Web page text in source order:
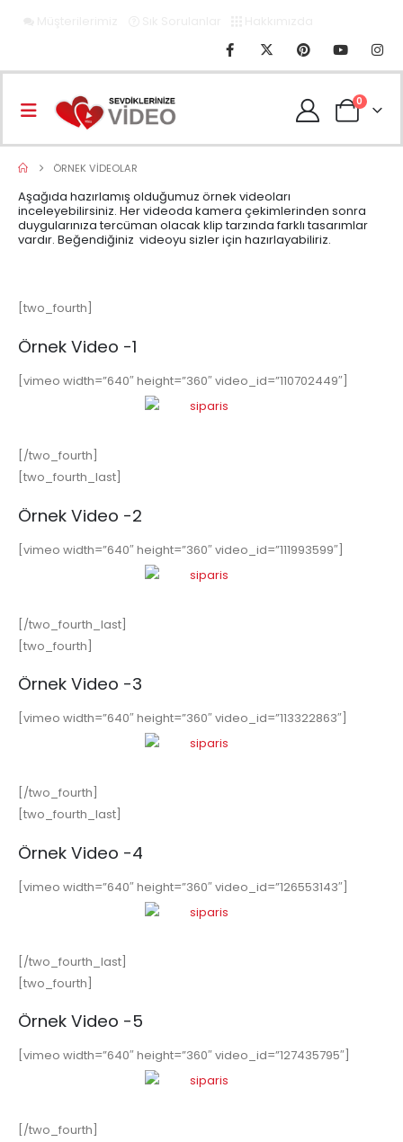
0
ÖRNEK VIDEOLAR
Aşağıda hazırlamış olduğumuz örnek videoları
inceleyebilirsiniz. Her videoda kamera çekimlerinden sonra
duygularınıza tercüman olacak klip tarzında farklı tasarımlar
vardır. Beğendiğiniz videoyu sizler için hazırlayabiliriz.
[two_fourth]
Örnek Video -1
[vimeo width=”640″ height=”360″ video_id=”110702449″]
[/two_fourth]
[two_fourth_last]
Örnek Video -2
[vimeo width=”640″ height=”360″ video_id=”111993599″]
[/two_fourth_last]
[two_fourth]
Örnek Video -3
[vimeo width=”640″ height=”360″ video_id=”113322863″]
[/two_fourth]
[two_fourth_last]
Örnek Video -4
[vimeo width=”640″ height=”360″ video_id=”126553143″]
[/two_fourth_last]
[two_fourth]
Örnek Video -5
[vimeo width=”640″ height=”360″ video_id=”127435795″]
[/two_fourth]